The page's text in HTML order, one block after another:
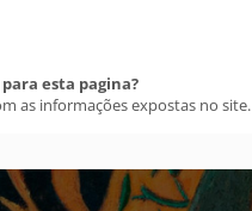
esta pagina?
as informações expostas no site.